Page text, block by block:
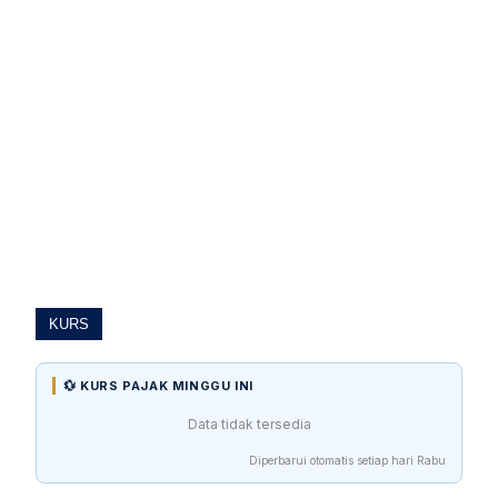
KURS
💱 KURS PAJAK MINGGU INI
Data tidak tersedia
Diperbarui otomatis setiap hari Rabu